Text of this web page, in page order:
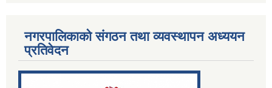
नगरपालिकाको संगठन तथा व्यवस्थापन अध्ययन
प्रतिवेदन